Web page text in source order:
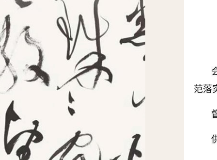
范落